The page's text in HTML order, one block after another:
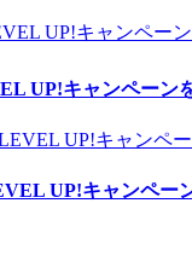
UP!キャンペーン
UP!キャンペー